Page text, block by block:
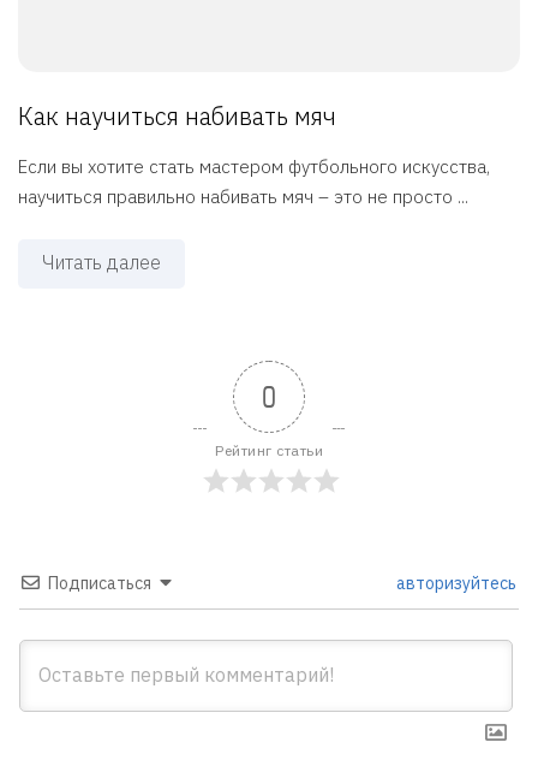
Как научиться набивать мяч
Если вы хотите стать мастером футбольного искусства,
научиться правильно набивать мяч – это не просто ...
Читать далее
0
Рейтинг статьи
Подписаться авторизуйтесь